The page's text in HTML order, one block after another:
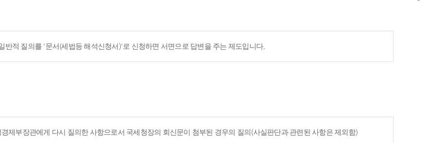
적 질의를 '문서(세법등 해석신청서)'로 신청하면 서면으로 답변을 주는 제도입니다.
제부장관에게 다시 질의한 사항으로서 국세청장의 회신문이 첨부된 경우의 질의(사실판단과 관련된 사항은 제외함)